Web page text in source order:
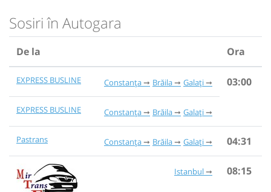
Sosiri în Autogara
De la Ora
EXPRESS BUSLINE Constanța Brăila Galați 03:00
EXPRESS BUSLINE Constanța Brăila Galați
Pastrans Constanța Brăila Galați 04:31
Istanbul 08:15